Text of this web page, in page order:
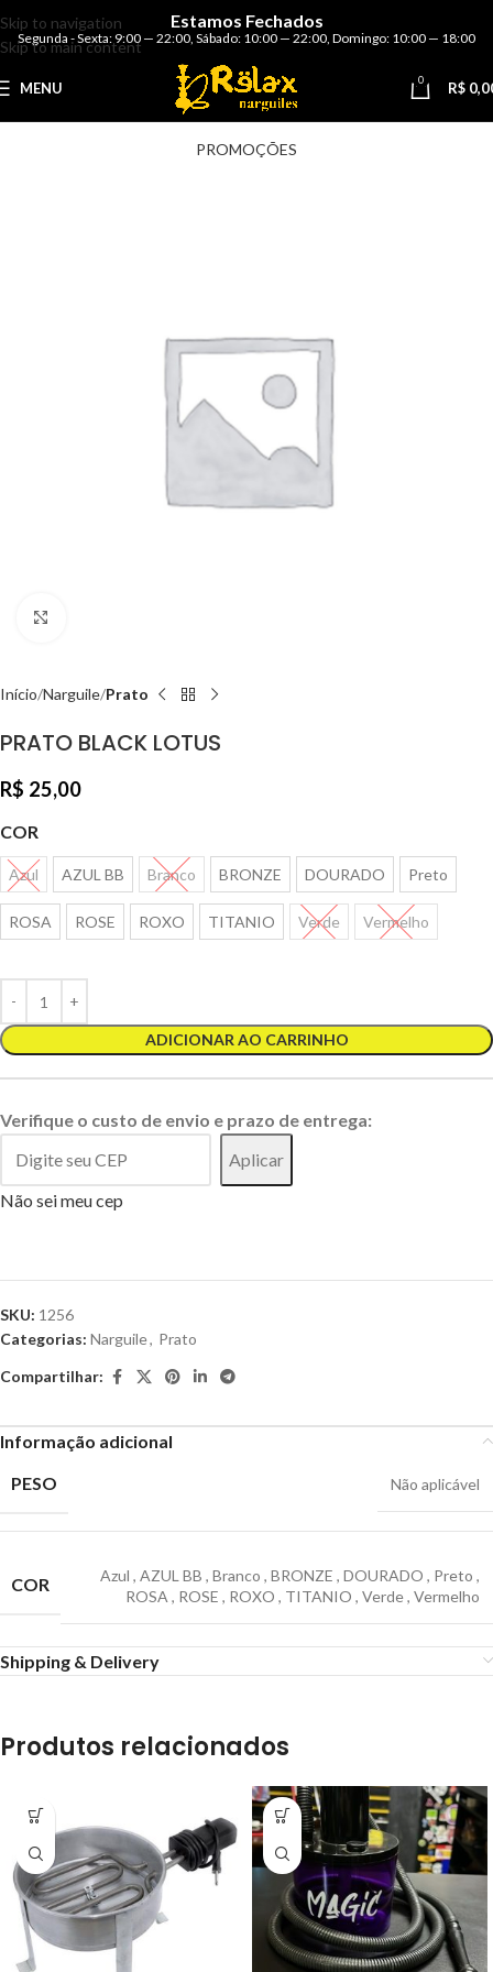
Skip to navigation
Skip to main content
Estamos Fechados
Segunda - Sexta: 9:00 — 22:00 Sábado: 10:00 — 22:00 Domingo: 10:00 — 18:00
MENU 0 R$
PROMOÇÕES
Início Narguile Prato
PRATO BLACK LOTUS
R$ 25,00
COR
Azul AZUL BB Branco BRONZE DOURADO Preto
ROSA ROSE ROXO TITANIO Verde Vermelho
ADICIONAR AO CARRINHO
Verifique o custo de envio e prazo de entrega:
Aplicar
Não sei meu cep
SKU: 1256
Categorias: Narguile, Prato
Compartilhar:
Informação adicional
PESO
Não aplicável
COR Azul , AZUL BB , Branco , BRONZE , DOURADO , Preto ,
ROSA , ROSE , ROXO , TITANIO , Verde, Vermelho
Shipping & Delivery
Produtos relacionados